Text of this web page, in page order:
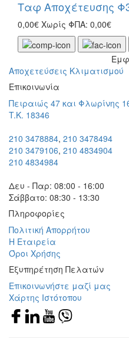
Ταφ Αποχέτευσης
0,00€ Χωρίς ΦΠΑ: 0,00€
Αποχετεύσεις Κλιματισμού
Eπικοινωνία
Πειραιώς 47 και Φλωρίνης
T.K. 18346
210 3478884, 210 3478494
210 3479106, 210 4834904
210 4834984
Δευ - Παρ: 08:00 - 16:00
Σάββατο: 08:30 - 13:30
Πληροφορίες
Πολιτική Απορρήτου
Η Εταιρεία
Όροι Χρήσης
Εξυπηρέτηση Πελατών
Επικοινωνήστε μαζί μας
Χάρτης Ιστότοπου